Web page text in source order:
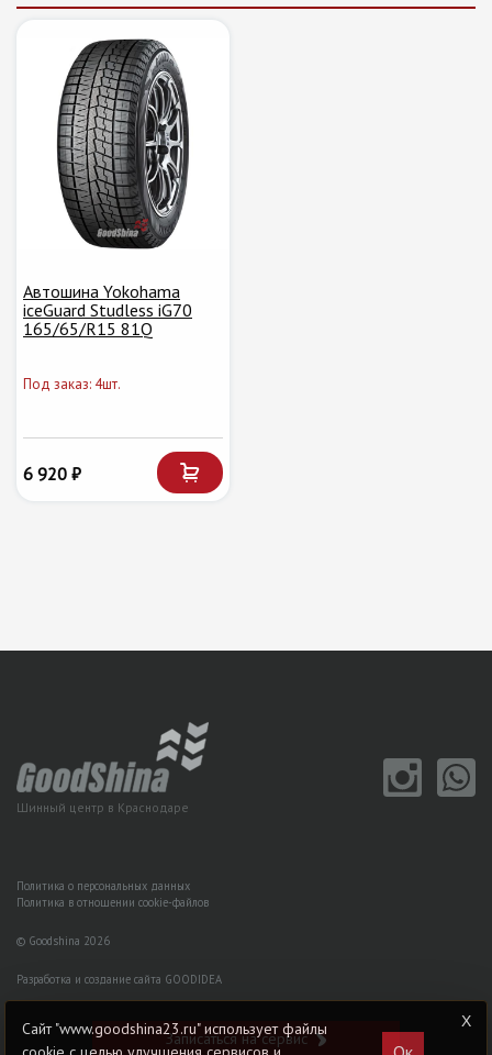
Автошина Yokohama
iceGuard Studless iG70
165/65/R15 81Q
Под заказ: 4шт.
6 920 ₽
Шинный центр в Краснодаре
Политика о персональных данных
Политика в отношении cookie-файлов
© Goodshina 2026
Разработка и создание сайта GOODIDEA
Записаться на сервис
Сайт "www.goodshina23.ru" использует файлы